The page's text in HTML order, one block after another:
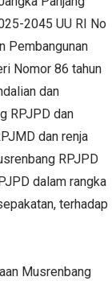
2045 UU RI No
Pembangunan
Nomor 86 tahun
dan
RPJPD dan
dan renja
RPJPD
dalam rangka
terhadap
Musrenbang